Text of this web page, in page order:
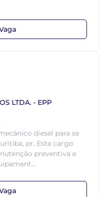
LTDA. - EPP
diesel para se
pr. Este cargo
preventiva e